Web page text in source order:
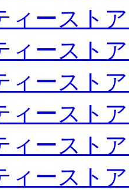
ィースト
ィースト
ィースト
ィースト
ィースト
ィースト